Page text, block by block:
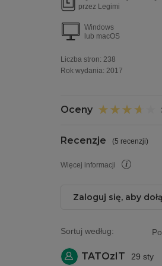
przez Legimi
Windows
lub macOS
Liczba stron: 238
Rok wydania: 2017
Oceny
Recenzje (5 recenzji)
Więcej informacji
Zaloguj się, aby
Sortuj według:
TATOzIT 29 sty